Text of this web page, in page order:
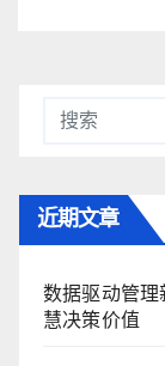
近期文章
数据驱动管理
慧决策价值